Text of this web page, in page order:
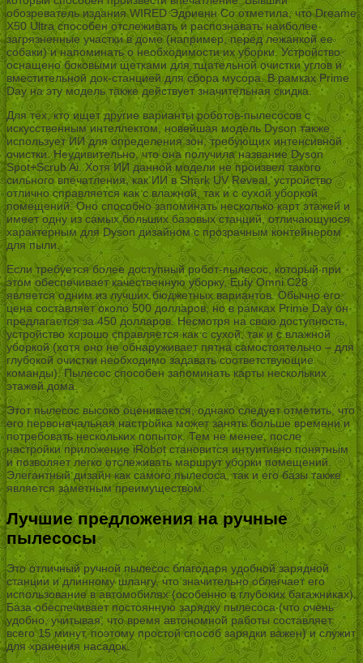
обозреватель издания WIRED Эдриенн Со отметила, что Dreame
X50 Ultra способен отслеживать и распознавать наиболее
загрязненные участки в доме (например, перед лежанкой ее
собаки) и напоминать о необходимости их уборки. Устройство
оснащено боковыми щетками для тщательной очистки углов и
вместительной док-станцией для сбора мусора. В рамках Prime
Day на эту модель также действует значительная скидка.
Для тех, кто ищет другие варианты роботов-пылесосов с
искусственным интеллектом, новейшая модель Dyson также
использует ИИ для определения зон, требующих интенсивной
очистки. Неудивительно, что она получила название Dyson
Spot+Scrub Ai. Хотя ИИ данной модели не произвел такого
сильного впечатления, как ИИ в Shark UV Reveal, устройство
отлично справляется как с влажной, так и с сухой уборкой
помещений. Оно способно запоминать несколько карт этажей и
имеет одну из самых больших базовых станций, отличающуюся
характерным для Dyson дизайном с прозрачным контейнером
для пыли.
Если требуется более доступный робот-пылесос, который при
этом обеспечивает качественную уборку, Eufy Omni C28
является одним из лучших бюджетных вариантов. Обычно его
цена составляет около 500 долларов, но в рамках Prime Day он
предлагается за 450 долларов. Несмотря на свою доступность,
устройство хорошо справляется как с сухой, так и с влажной
уборкой (хотя оно не обнаруживает пятна самостоятельно – для
глубокой очистки необходимо задавать соответствующие
команды). Пылесос способен запоминать карты нескольких
этажей дома.
Этот пылесос высоко оценивается, однако следует отметить, что
его первоначальная настройка может занять больше времени и
потребовать нескольких попыток. Тем не менее, после
настройки приложение iRobot становится интуитивно понятным
и позволяет легко отслеживать маршрут уборки помещений.
Элегантный дизайн как самого пылесоса, так и его базы также
является заметным преимуществом.
Лучшие предложения на ручные
пылесосы
Это отличный ручной пылесос благодаря удобной зарядной
станции и длинному шлангу, что значительно облегчает его
использование в автомобилях (особенно в глубоких багажниках).
База обеспечивает постоянную зарядку пылесоса (что очень
удобно, учитывая, что время автономной работы составляет
всего 15 минут, поэтому простой способ зарядки важен) и служит
для хранения насадок.